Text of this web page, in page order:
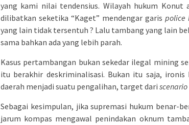
yang kami nilai tendensius. Wilayah hukum
dilibatkan seketika “Kaget” mendengar garis police
yang lain tidak tersentuh ? Lalu tambang yang lain
sama bahkan ada yang lebih parah.
Kasus pertambangan bukan sekedar ilegal mining
itu berakhir deskriminalisasi. Bukan itu saja, ironis
daerah menjadi suatu pengalihan, target dari scenario
Sebagai kesimpulan, jika supremasi hukum benar-
jarum kompas mengawal penindakan oknum